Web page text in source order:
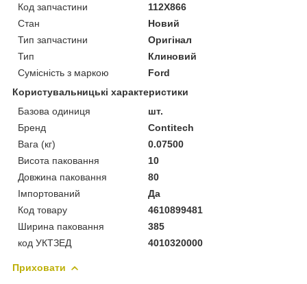
Код запчастини
112X866
Стан
Новий
Тип запчастини
Оригінал
Тип
Клиновий
Сумісність з маркою
Ford
Користувальницькі характеристики
Базова одиниця
шт.
Бренд
Contitech
Вага (кг)
0.07500
Висота паковання
10
Довжина паковання
80
Імпортований
Да
Код товару
4610899481
Ширина паковання
385
код УКТЗЕД
4010320000
Приховати